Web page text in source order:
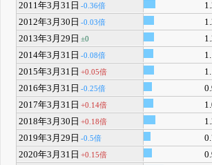
2011年3月31日 -0.36倍
2012年3月30日 -0.03倍
2013年3月29日 ±0
2014年3月31日 -0.08倍
2015年3月31日 +0.05倍
2016年3月31日 -0.25倍
2017年3月31日 +0.14倍
2018年3月30日 +0.18倍
2019年3月29日 -0.5倍
2020年3月31日 +0.15倍